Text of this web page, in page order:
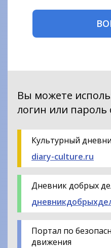
Вы можете
логин или пароль
Культурный
diary-culture.ru
Дневник добрых
Портал по
движения